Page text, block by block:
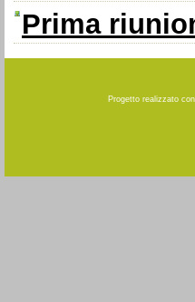
Prima
Progetto realizzato